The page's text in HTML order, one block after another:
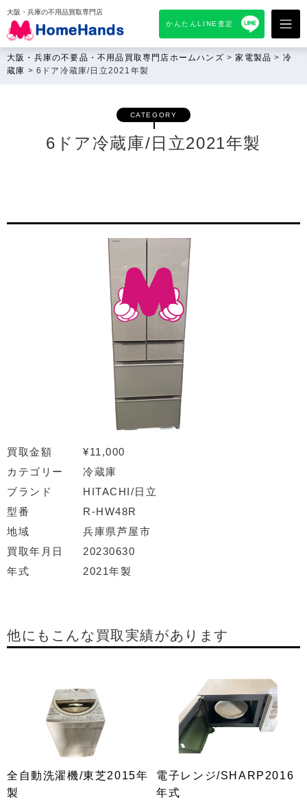
大阪・兵庫の不用品買取専門店
かんたんLINE査定
大阪・兵庫の不要品・不用品買取専門店ホームハンズ >家電製品 > 冷
蔵庫 >6ドア冷蔵庫/日立2021年製
CATEGORY
6ドア冷蔵庫/日立2021年製
買取金額
¥11,000
カテゴリー
冷蔵庫
ブランド
HITACHI/日立
型番
R-HW48R
地域
兵庫県芦屋市
買取年月日
20230630
年式
2021年製
他にもこんな買取実績があります
全自動洗濯機/東芝2015年
製
電子レンジ/SHARP2016
年式